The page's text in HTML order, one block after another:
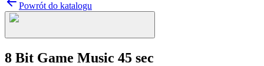
Powrót do katalogu
8 Bit Game Music 45 sec